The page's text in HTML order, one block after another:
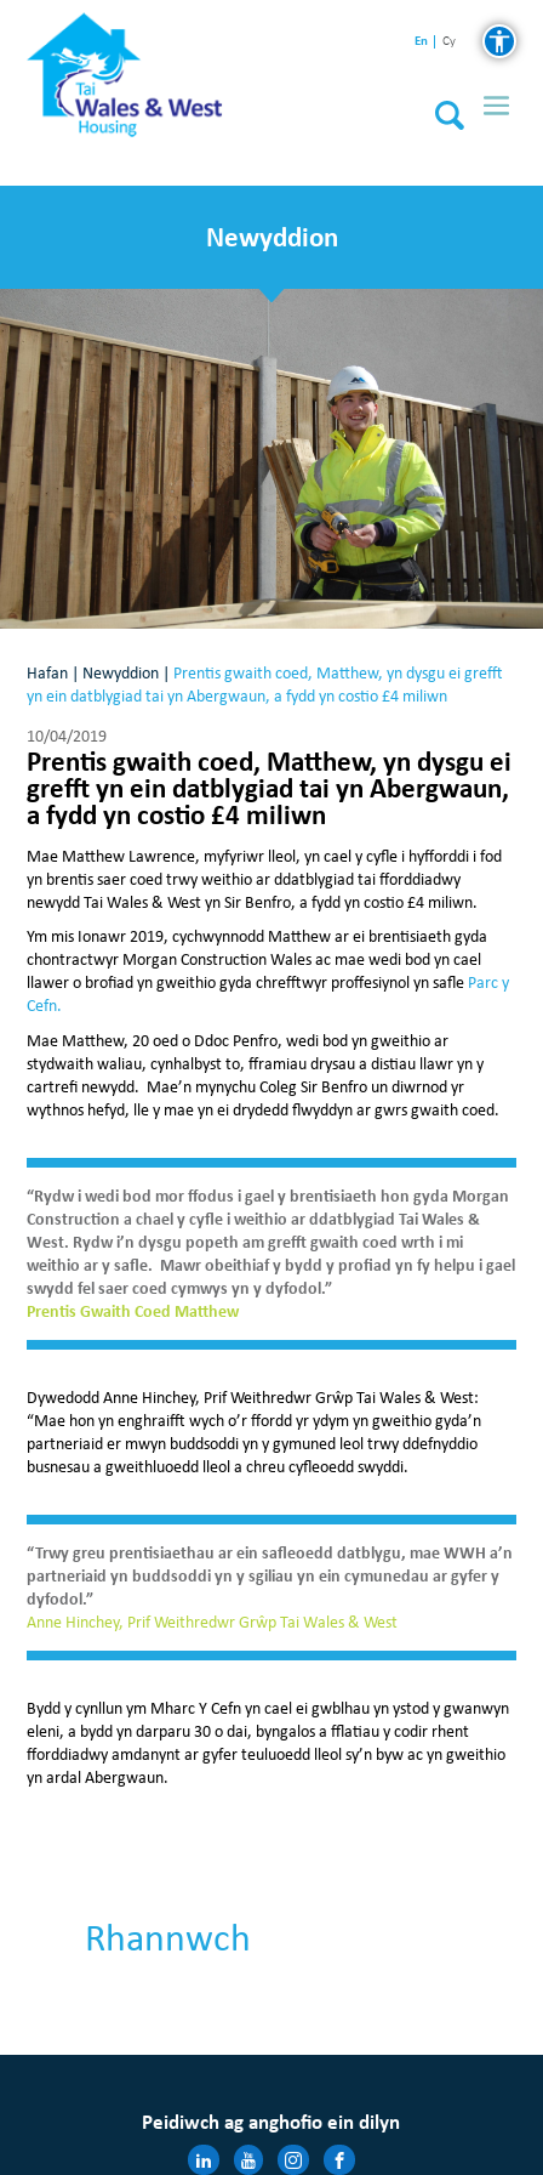
En Cy
Newyddion
Hafan | Newyddion | Prentis gwaith coed, Matthew, yn dysgu ei grefft
yn ein datblygiad tai yn Abergwaun, a fydd yn costio £4 miliwn
10/04/2019
Prentis gwaith coed, Matthew, yn dysgu ei
grefft yn ein datblygiad tai yn Abergwaun,
a fydd yn costio £4 miliwn
Mae Matthew Lawrence, myfyriwr lleol, yn cael y cyfle i hyfforddi i fod
yn brentis saer coed trwy weithio ar ddatblygiad tai fforddiadwy
newydd Tai Wales & West yn Sir Benfro, a fydd yn costio £4 miliwn.
Ym mis Ionawr 2019, cychwynnodd Matthew ar ei brentisiaeth gyda
chontractwyr Morgan Construction Wales ac mae wedi bod yn cael
llawer o brofiad yn gweithio gyda chrefftwyr proffesiynol yn safle Parc y
Cefn.
Mae Matthew, 20 oed o Ddoc Penfro, wedi bod yn gweithio ar
stydwaith waliau, cynhalbyst to, fframiau drysau a distiau llawr yn y
cartrefi newydd. Mae’n mynychu Coleg Sir Benfro un diwrnod yr
wythnos hefyd, lle y mae yn ei drydedd flwyddyn ar gwrs gwaith coed.
“Rydw i wedi bod mor ffodus i gael y brentisiaeth hon gyda Morgan
Construction a chael y cyfle i weithio ar ddatblygiad Tai Wales &
West. Rydw i’n dysgu popeth am grefft gwaith coed wrth i mi
weithio ar y safle. Mawr obeithiaf y bydd y profiad yn fy helpu i gael
swydd fel saer coed cymwys yn y dyfodol.”
Prentis Gwaith Coed Matthew
Dywedodd Anne Hinchey, Prif Weithredwr Grŵp Tai Wales & West:
“Mae hon yn enghraifft wych o’r ffordd yr ydym yn gweithio gyda’n
partneriaid er mwyn buddsoddi yn y gymuned leol trwy ddefnyddio
busnesau a gweithluoedd lleol a chreu cyfleoedd swyddi.
“Trwy greu prentisiaethau ar ein safleoedd datblygu, mae WWH a’n
partneriaid yn buddsoddi yn y sgiliau yn ein cymunedau ar gyfer y
dyfodol.”
Anne Hinchey, Prif Weithredwr Grŵp Tai Wales & West
Bydd y cynllun ym Mharc Y Cefn yn cael ei gwblhau yn ystod y gwanwyn
eleni, a bydd yn darparu 30 o dai, byngalos a fflatiau y codir rhent
fforddiadwy amdanynt ar gyfer teuluoedd lleol sy’n byw ac yn gweithio
yn ardal Abergwaun.
Rhannwch
Peidiwch ag anghofio ein dilyn